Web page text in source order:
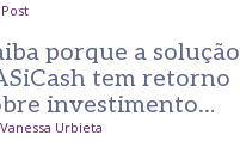
Post
porque a solução
tem retorno
investimento
Vanessa Urbieta